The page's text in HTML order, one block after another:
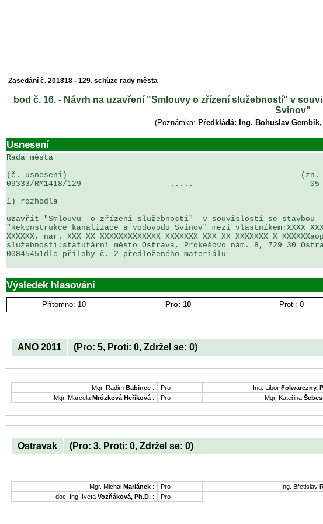
Zasedání č. 201818 - 129. schůze rady města
bod č. 16. - Návrh na uzavření "Smlouvy o zřízení služebností" v
Svinov"
(Poznámka: Předkládá: Ing. Bohuslav
Usnesení
Rada města
(č. usneseni)                                                  (zn.
09333/RM1418/129                   .....                         05
1) rozhodla
uzavřít "Smlouvu  o zřízení služebnosti"  v souvislosti se stavbou
"Rekonstrukce kanalizace a vodovodu Svinov" mezi vlastníkem:XXXX
XXXXXX, nar. XXX XX XXXXXXXXXXXXX XXXXXXX XXX XX XXXXXXX X
služebnosti:statutární město Ostrava, Prokešovo nám. 8, 729 30
00845451dle přílohy č. 2 předloženého materiálu
Výsledek hlasování
Přítomno: 10 Pro: 10 Proti: 0
ANO 2011 (Pro: 5, Proti: 0, Zdržel se: 0)
Mgr. Radim Babinec : Pro Ing. Libor Folwarczny,
Mgr. Marcela Mrózková Heříková : Pro Mgr. Kateřina
Ostravak (Pro: 3, Proti: 0, Zdržel se: 0)
Mgr. Michal Mariánek : Pro Ing. Břetislav
doc. Ing. Iveta Vozňáková, Ph.D. : Pro